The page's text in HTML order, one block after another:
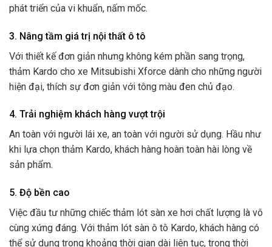
phát triển của vi khuẩn, nấm mốc.
3. Nâng tầm giá trị nội thất ô tô
Với thiết kế đơn giản nhưng không kém phần sang trọng,
thảm Kardo cho xe Mitsubishi Xforce dành cho những người
hiện đại, thích sự đơn giản với tông màu đen chủ đạo.
4. Trải nghiệm khách hàng vượt trội
An toàn với người lái xe, an toàn với người sử dụng. Hầu như
khi lựa chọn thảm Kardo, khách hàng hoàn toàn hài lòng về
sản phẩm.
5. Độ bền cao
Việc đầu tư những chiếc thảm lót sàn xe hơi chất lượng là vô
cùng xứng đáng. Với thảm lót sàn ô tô Kardo, khách hàng có
thể sử dụng trong khoảng thời gian dài liên tục, trong thời